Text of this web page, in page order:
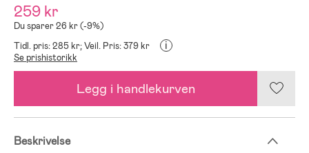
259 kr
Du sparer 26 kr (-9%)
Tidl. pris: 285 kr;Veil. Pris: 379 kr i
Se prishistorikk
Legg i handlekurven
Beskrivelse